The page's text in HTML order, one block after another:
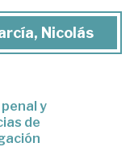
Nicolás
y
de